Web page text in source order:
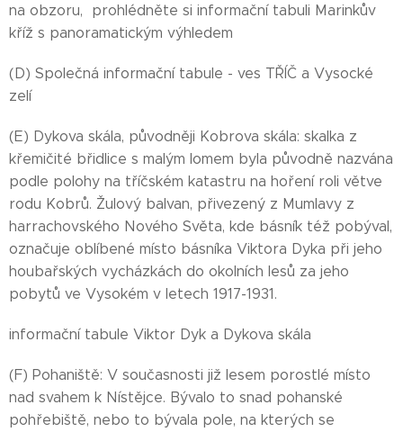
na obzoru, prohlédněte si informační tabuli Marinkův
kříž s panoramatickým výhledem
(D) Společná informační tabule - ves TŘÍČ a Vysocké
zelí
(E) Dykova skála, původněji Kobrova skála: skalka z
křemičité břidlice s malým lomem byla původně nazvána
podle polohy na tříčském katastru na hoření roli větve
rodu Kobrů. Žulový balvan, přivezený z Mumlavy z
harrachovského Nového Světa, kde básník též pobýval,
označuje oblíbené místo básníka Viktora Dyka při jeho
houbařských vycházkách do okolních lesů za jeho
pobytů ve Vysokém v letech 1917-1931.
informační tabule Viktor Dyk a Dykova skála
(F) Pohaniště: V současnosti již lesem porostlé místo
nad svahem k Nístějce. Bývalo to snad pohanské
pohřebiště, nebo to bývala pole, na kterých se